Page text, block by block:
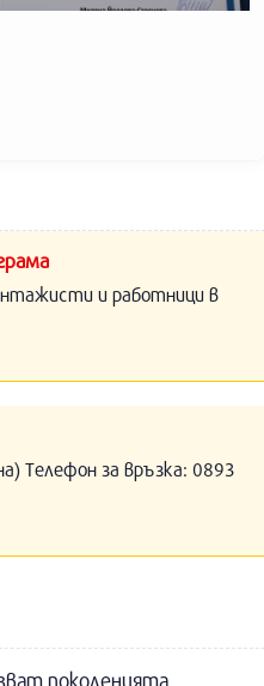
и работници в
Телефон за връзка: 0893
поколенията...